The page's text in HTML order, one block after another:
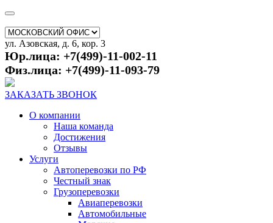
ул. Азовская, д. 6, кор. 3
Юр.лица: +7(499)-11-002-11
Физ.лица: +7(499)-11-093-79
ЗАКАЗАТЬ ЗВОНОК
О компании
Наша команда
Достижения
Отзывы
Услуги
Автоперевозки по РФ
Честный знак
Грузоперевозки
Авиаперевозки
Автомобильные